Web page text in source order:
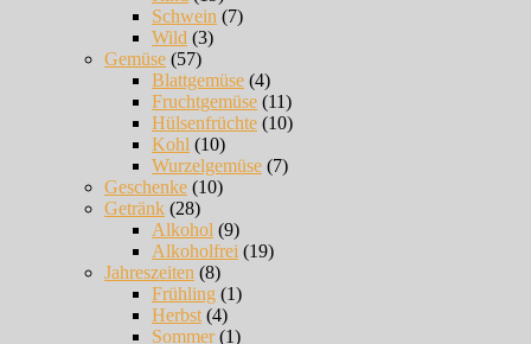
Schwein (7)
Wild (3)
Gemüse (57)
Blattgemüse (4)
Fruchtgemüse (11)
Hülsenfrüchte (10)
Kohl (10)
Wurzelgemüse (7)
Geschenke (10)
Getränk (28)
Alkohol (9)
Alkoholfrei (19)
Jahreszeiten (8)
Frühling (1)
Herbst (4)
Sommer(1)